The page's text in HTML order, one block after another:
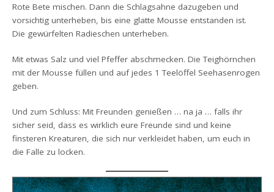
Rote Bete mischen. Dann die Schlagsahne dazugeben und
vorsichtig unterheben, bis eine glatte Mousse entstanden ist.
Die gewürfelten Radieschen unterheben.
Mit etwas Salz und viel Pfeffer abschmecken. Die Teighörnchen
mit der Mousse füllen und auf jedes 1 Teelöffel Seehasenrogen
geben.
Und zum Schluss: Mit Freunden genießen … na ja … falls ihr
sicher seid, dass es wirklich eure Freunde sind und keine
finsteren Kreaturen, die sich nur verkleidet haben, um euch in
die Falle zu locken.